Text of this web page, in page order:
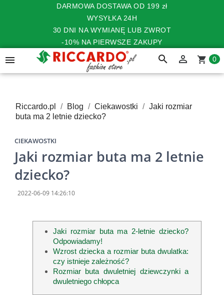
DARMOWA DOSTAWA OD 199 zł
WYSYŁKA 24H
30 DNI NA WYMIANĘ LUB ZWROT
-10% NA PIERWSZE ZAKUPY
 search  shopping_cart 0
Riccardo.pl Blog Ciekawostki
Jaki rozmiar
buta ma 2 letnie dziecko?
CIEKAWOSTKI
Jaki rozmiar buta ma 2 letnie
dziecko?
2022-06-09 14:26:10
Jaki rozmiar buta ma 2-letnie dziecko?
Odpowiadamy!
Wzrost dziecka a rozmiar buta dwulatka:
czy istnieje zależność?
Rozmiar buta dwuletniej dziewczynki a
dwuletniego chłopca